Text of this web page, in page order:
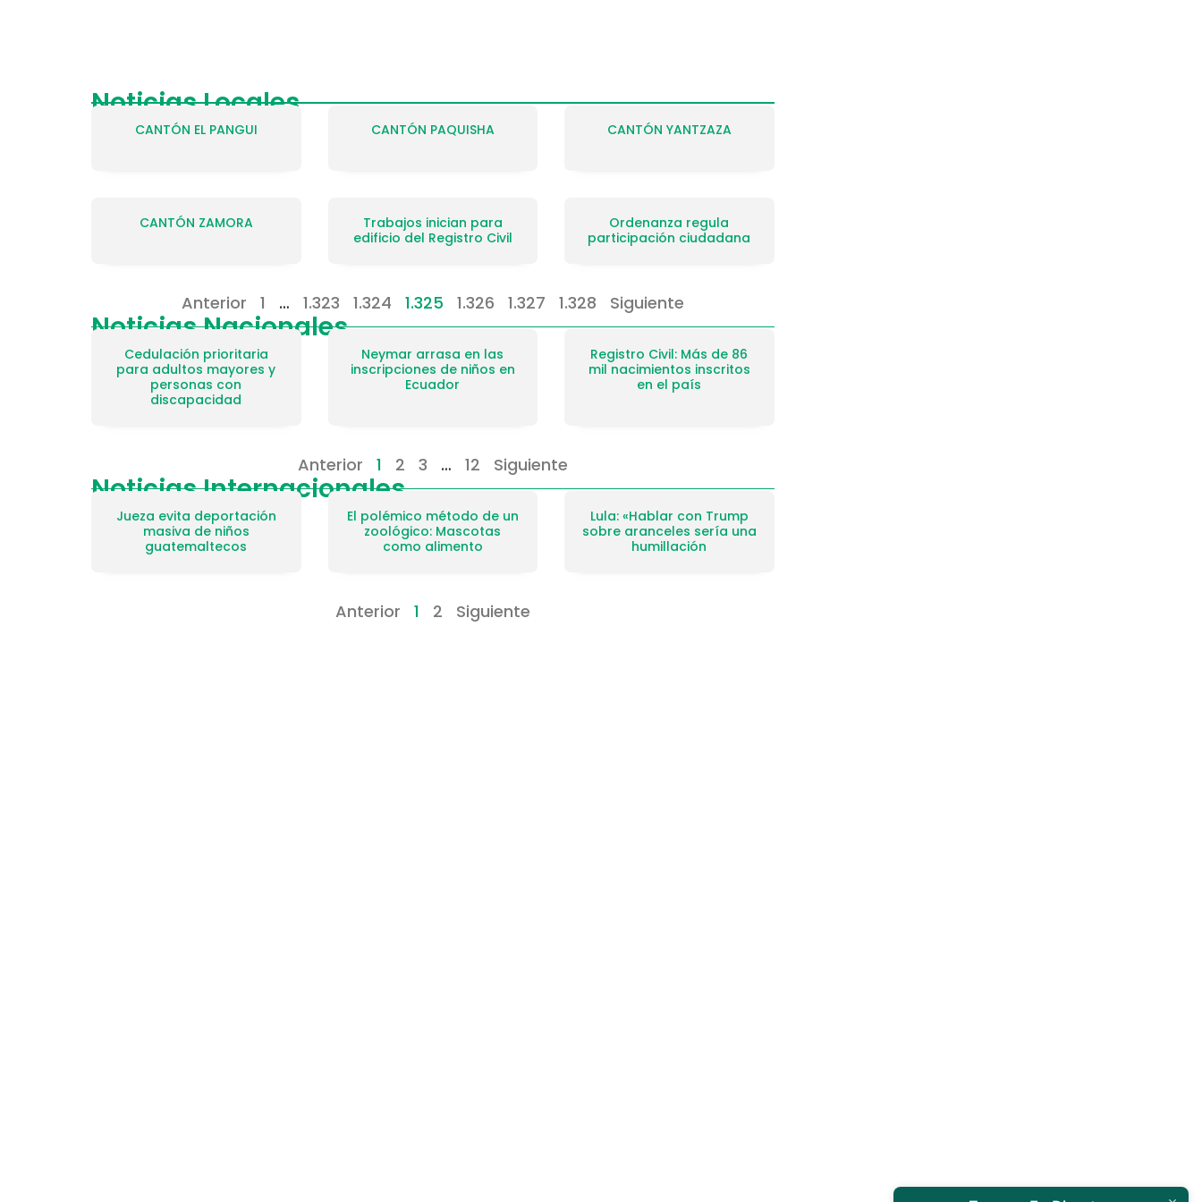
Noticias Locales
CANTÓN EL PANGUI CANTÓN PAQUISHA CANTÓN YANTZAZA
CANTÓN ZAMORA
Trabajos inician para
edificio del Registro Civil
Ordenanza regula
participación ciudadana
Anterior 1 … 1.323 1.324 1.325 1.326 1.327 1.328 Siguiente
Noticias Nacionales
Cedulación prioritaria
para adultos mayores y
personas con
discapacidad
Neymar arrasa en las
inscripciones de niños en
Ecuador
Registro Civil: Más de 86
mil nacimientos inscritos
en el país
Anterior 1 2 3 … 12 Siguiente
Noticias Internacionales
Jueza evita deportación
masiva de niños
guatemaltecos
El polémico método de un
zoológico: Mascotas
como alimento
Lula: «Hablar con Trump
sobre aranceles sería una
humillación
Anterior 1 2 Siguiente